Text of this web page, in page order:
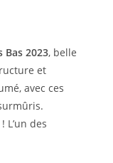
Bas 2023, belle
et
avec ces
L’un des